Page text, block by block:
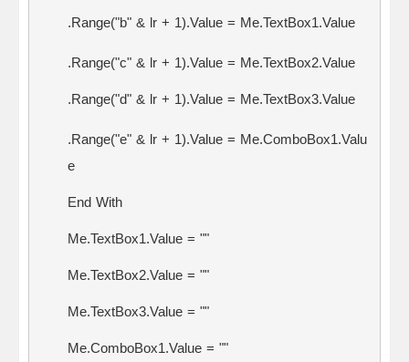
.Range("b" & lr + 1).Value = Me.TextBox1.Value
.Range("c" & lr + 1).Value = Me.TextBox2.Value
.Range("d" & lr + 1).Value = Me.TextBox3.Value
.Range("e" & lr + 1).Value = Me.ComboBox1.Valu
e
End With
Me.TextBox1.Value = ""
Me.TextBox2.Value = ""
Me.TextBox3.Value = ""
Me.ComboBox1.Value = ""